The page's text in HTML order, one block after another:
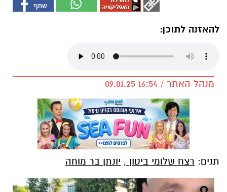
להאזנה לתוכן:
מנהל האתר / 16:54 09.01.25
תגים: רצח שלומי ביטון , יונתן בר מוחה